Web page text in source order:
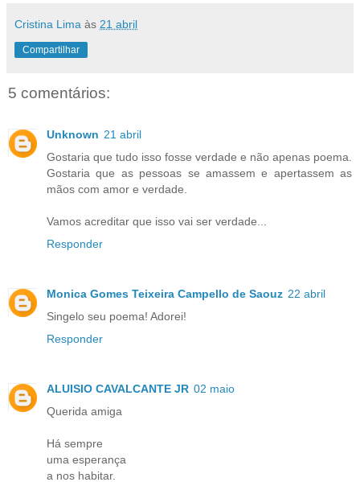
Cristina Lima às 21 abril
Compartilhar
5 comentários:
Unknown 21 abril
Gostaria que tudo isso fosse verdade e não apenas poema.
Gostaria que as pessoas se amassem e apertassem as
mãos com amor e verdade.
Vamos acreditar que isso vai ser verdade...
Responder
Monica Gomes Teixeira Campello de Saouz 22 abril
Singelo seu poema! Adorei!
Responder
ALUISIO CAVALCANTE JR 02 maio
Querida amiga
Há sempre
uma esperança
a nos habitar.